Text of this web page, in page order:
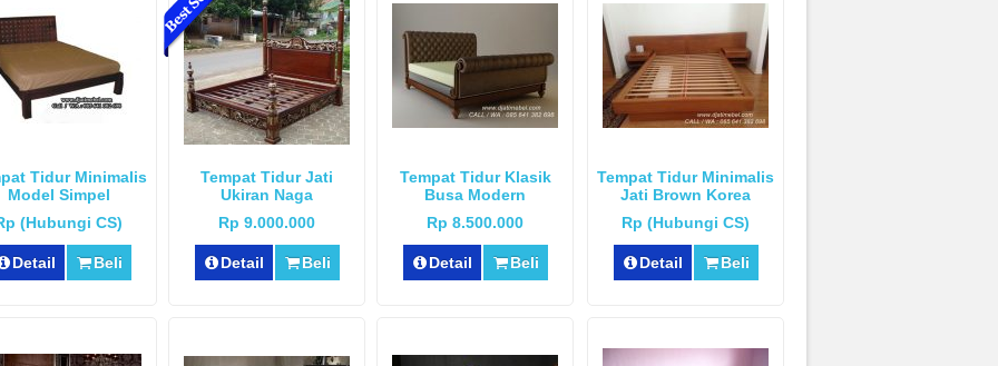
Tidur Minimalis
Model Simpel
(Hubungi CS)
Detail Beli
Tempat Tidur Jati
Ukiran Naga
Rp 9.000.000
Detail Beli
Tempat Tidur Klasik
Busa Modern
Rp 8.500.000
Detail Beli
Tempat Tidur Minimalis
Jati Brown Korea
Rp (Hubungi CS)
Detail Beli